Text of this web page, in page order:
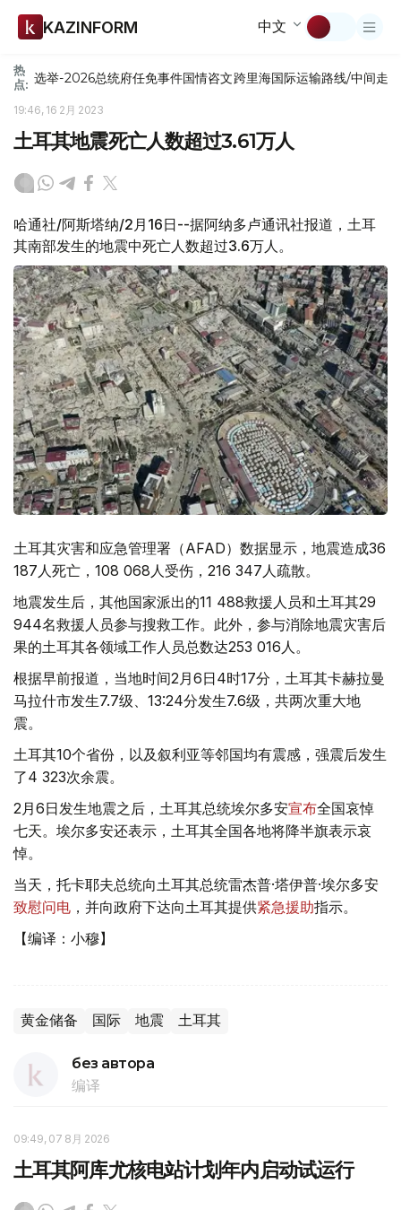
KAZINFORM 中文
热
点: 选举-2026总统府任免事件国情咨文跨里海国际运输路线/中间走廊
19:46, 16 2月 2023
土耳其地震死亡人数超过3.61万人
哈通社/阿斯塔纳/2月16日--据阿纳多卢通讯社报道，土耳
其南部发生的地震中死亡人数超过3.6万人。
土耳其灾害和应急管理署（AFAD）数据显示，地震造成36
187人死亡，108 068人受伤，216 347人疏散。
地震发生后，其他国家派出的11 488救援人员和土耳其29
944名救援人员参与搜救工作。此外，参与消除地震灾害后
果的土耳其各领域工作人员总数达253 016人。
根据早前报道，当地时间2月6日4时17分，土耳其卡赫拉曼
马拉什市发生7.7级、13:24分发生7.6级，共两次重大地
震。
土耳其10个省份，以及叙利亚等邻国均有震感，强震后发生
了4 323次余震。
2月6日发生地震之后，土耳其总统埃尔多安宣布全国哀悼
七天。埃尔多安还表示，土耳其全国各地将降半旗表示哀
悼。
当天，托卡耶夫总统向土耳其总统雷杰普·塔伊普·埃尔多安
致慰问电 ，并向政府下达向土耳其提供紧急援助指示。
【编译：小穆】
黄金储备 国际 地震 土耳其
без автора
编译
09:49, 07 8月 2026
土耳其阿库尤核电站计划年内启动试运行